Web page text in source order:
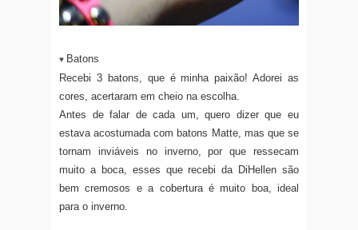
♥ Batons
Recebi 3 batons, que é minha paixão! Adorei as
cores, acertaram em cheio na escolha.
Antes de falar de cada um, quero dizer que eu
estava acostumada com batons Matte, mas que se
tornam inviáveis no inverno, por que ressecam
muito a boca, esses que recebi da DiHellen são
bem cremosos e a cobertura é muito boa, ideal
para o inverno.